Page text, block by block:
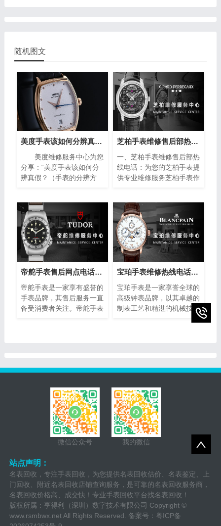
随机图文
美度手表该如何分辨真假？（手表的分辨方法）
美度维修服务中心为您
分享：“美度手表该如何分
辨真假？（手表的分辨方
精湛的工艺和高品质的材料
而闻名于世。然而，随着假
冒产品的泛滥，如何准确鉴
别美度手表的真伪成为许多
消费者关注的焦点。下面将
介绍一些简单而实用的方
法，帮助您分辨美度手表的
芝柏手表维修售后部热线电话(专业芝柏手表维修服务，售后热线24小时为您解答)
一、芝柏手表维修售后部热
线电话：为您的芝柏手表提
供专业维修服务芝柏手表作
全球消费者的青睐。然而，
即使是最优质的手表也无法
避免出现故障或需要保养的
情况。在这种情况下，芝柏
手表维修售后部热线电话成
为了芝柏手表拥有者的救
星。
帝舵手表售后网点电话查询(全国服务网点查询方法)
帝舵手表是一家享有盛誉的
手表品牌，其售后服务一直
备受消费者关注。帝舵手表
宝珀手表维修热线电话(售后服务专线)
宝珀手表是一家享誉全球的
高级钟表品牌，以其卓越的
制表工艺和精湛的机械技术
而闻名。然而，即使是最精
微信公众号 我的微信
站点声明：
名表回收，专注手表回收，为您提供名表回收估价、名表鉴定、上
门回收、附近名表回收店铺查询服务，是可靠的名表回收服务商，
名表回收价格高、成交快！专业手表回收平台找名表回收！
版权所属：亨得利（深圳）数字技术有限公司 Copyright ©
www.rsmbwx.netAll Rights Reserved. 备案号： 粤ICP备